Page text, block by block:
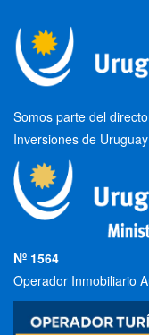
Somos parte del
Inversiones de
Nº 1564
Operador Inmobiliario